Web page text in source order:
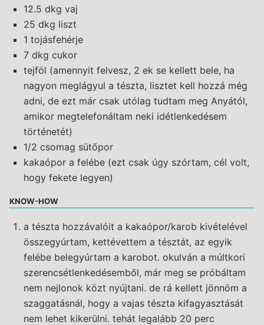
12.5 dkg vaj
25 dkg liszt
1 tojásfehérje
7 dkg cukor
tejföl (amennyit felvesz, 2 ek se kellett bele, ha
nagyon meglágyul a tészta, lisztet kell hozzá még
adni, de ezt már csak utólag tudtam meg Anyától,
amikor megtelefonáltam neki idétlenkedésem
történetét)
1/2 csomag sütőpor
kakaópor a felébe (ezt csak úgy szórtam, cél volt,
hogy fekete legyen)
KNOW-HOW
a tészta hozzávalóit a kakaópor/karob kivételével
összegyúrtam, kettévettem a tésztát, az egyik
felébe belegyúrtam a karobot. okulván a múltkori
szerencsétlenkedésemből, már meg se próbáltam
nem nejlonok közt nyújtani. de rá kellett jönnöm a
szaggatásnál, hogy a vajas tészta kifagyasztását
nem lehet kikerülni. tehát legalább 20 perc